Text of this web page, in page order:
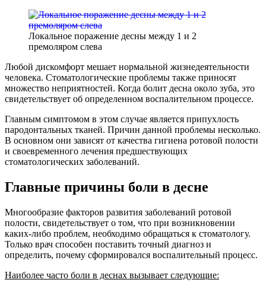
Локальное поражение десны между 1 и 2
премоляром слева
Любой дискомфорт мешает нормальной жизнедеятельности
человека. Стоматологические проблемы также приносят
множество неприятностей. Когда болит десна около зуба, это
свидетельствует об определенном воспалительном процессе.
Главным симптомом в этом случае является припухлость
пародонтальных тканей. Причин данной проблемы несколько.
В основном они зависят от качества гигиена ротовой полости
и своевременного лечения предшествующих
стоматологических заболеваний.
Главные причины боли в десне
Многообразие факторов развития заболеваний ротовой
полости, свидетельствует о том, что при возникновении
каких-либо проблем, необходимо обращаться к стоматологу.
Только врач способен поставить точный диагноз и
определить, почему сформировался воспалительный процесс.
Наиболее часто боли в деснах вызывает следующие: